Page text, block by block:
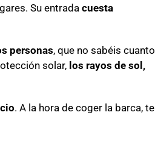
Su entradacuesta
personas, que no sabéis cuanto
solar, los rayos de sol,
. A la hora de coger la barca, te